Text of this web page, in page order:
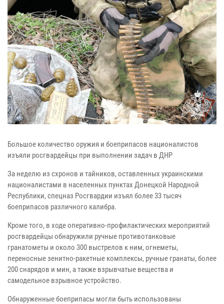
Большое количество оружия и боеприпасов националистов
изъяли росгвардейцы при выполнении задач в ДНР
За неделю из схронов и тайников, оставленных украинскими
националистами в населенных пунктах Донецкой Народной
Республики, спецназ Росгвардии изъял более 33 тысяч
боеприпасов различного калибра.
Кроме того, в ходе оперативно-профилактических мероприятий
росгвардейцы обнаружили ручные противотанковые
гранатометы и около 300 выстрелов к ним, огнеметы,
переносные зенитно-ракетные комплексы, ручные гранаты, более
200 снарядов и мин, а также взрывчатые вещества и
самодельное взрывное устройство.
Обнаруженные боеприпасы могли быть использованы